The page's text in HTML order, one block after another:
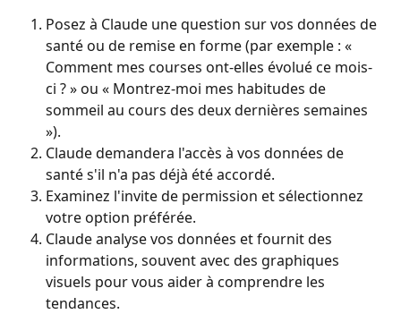
Posez à Claude une question sur vos données de
santé ou de remise en forme (par exemple : «
Comment mes courses ont-elles évolué ce mois-
ci ? » ou « Montrez-moi mes habitudes de
sommeil au cours des deux dernières semaines
»).
Claude demandera l'accès à vos données de
santé s'il n'a pas déjà été accordé.
Examinez l'invite de permission et sélectionnez
votre option préférée.
Claude analyse vos données et fournit des
informations, souvent avec des graphiques
visuels pour vous aider à comprendre les
tendances.